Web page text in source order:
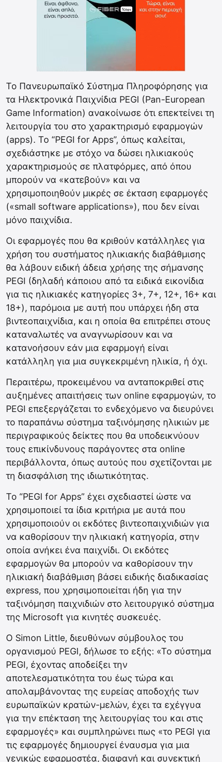
Το Πανευρωπαϊκό Σύστημα Πληροφόρησης για
τα Ηλεκτρονικά Παιχνίδια PEGI (Pan-European
Game Information) ανακοίνωσε ότι επεκτείνει τη
λειτουργία του στο χαρακτηρισμό εφαρμογών
(apps). To “PEGI for Apps”, όπως καλείται,
σχεδιάστηκε με στόχο να δώσει ηλικιακούς
χαρακτηρισμούς σε πλατφόρμες, από όπου
μπορούν να «κατεβούν» και να
χρησιμοποιηθούν μικρές σε έκταση εφαρμογές
(«small software applications»), που δεν είναι
μόνο παιχνίδια.
Οι εφαρμογές που θα κριθούν κατάλληλες για
χρήση του συστήματος ηλικιακής διαβάθμισης
θα λάβουν ειδική άδεια χρήσης της σήμανσης
PEGI (δηλαδή κάποιου από τα ειδικά εικονίδια
για τις ηλικιακές κατηγορίες 3+, 7+, 12+, 16+ και
18+), παρόμοια με αυτή που υπάρχει ήδη στα
βιντεοπαιχνίδια, και η οποία θα επιτρέπει στους
καταναλωτές να αναγνωρίσουν και να
κατανοήσουν εάν μια εφαρμογή είναι
κατάλληλη για μια συγκεκριμένη ηλικία, ή όχι.
Περαιτέρω, προκειμένου να ανταποκριθεί στις
αυξημένες απαιτήσεις των online εφαρμογών, το
PEGI επεξεργάζεται το ενδεχόμενο να διευρύνει
το παραπάνω σύστημα ταξινόμησης ηλικιών με
περιγραφικούς δείκτες που θα υποδεικνύουν
τους επικίνδυνους παράγοντες στα online
περιβάλλοντα, όπως αυτούς που σχετίζονται με
τη διασφάλιση της ιδιωτικότητας.
Το “PEGI for Apps” έχει σχεδιαστεί ώστε να
χρησιμοποιεί τα ίδια κριτήρια με αυτά που
χρησιμοποιούν οι εκδότες βιντεοπαιχνιδιών για
να καθορίσουν την ηλικιακή κατηγορία, στην
οποία ανήκει ένα παιχνίδι. Οι εκδότες
εφαρμογών θα μπορούν να καθορίσουν την
ηλικιακή διαβάθμιση βάσει ειδικής διαδικασίας
express, που χρησιμοποιείται ήδη για την
ταξινόμηση παιχνιδιών στο λειτουργικό σύστημα
της Microsoft για κινητές συσκευές.
Ο Simon Little, διευθύνων σύμβουλος του
οργανισμού PEGI, δήλωσε το εξής: «Το σύστημα
PEGI, έχοντας αποδείξει την
αποτελεσματικότητα του έως τώρα και
απολαμβάνοντας της ευρείας αποδοχής των
ευρωπαϊκών κρατών-μελών, έχει τα εχέγγυα
για την επέκταση της λειτουργίας του και στις
εφαρμογές» και συμπληρώνει πως «το PEGI για
τις εφαρμογές δημιουργεί έναυσμα για μια
γενικώς εφαρμοστέα, διαφανή και συνεκτική